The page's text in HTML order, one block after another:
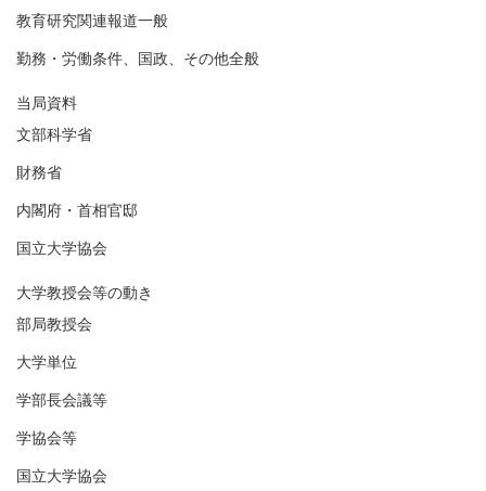
教育研究関連報道一般
勤務・労働条件、国政、その他全般
当局資料
文部科学省
財務省
内閣府・首相官邸
国立大学協会
大学教授会等の動き
部局教授会
大学単位
学部長会議等
学協会等
国立大学協会